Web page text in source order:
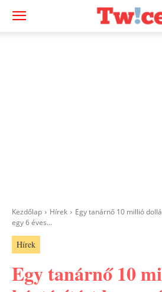
Kezdőlap Hírek
Egy tanárnő 10 millió
egy 6 éves...
Hírek
Egy tanárnő 10